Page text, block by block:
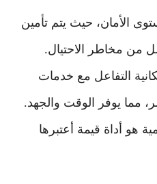
الأمان، حيث يتم تأمين
من مخاطر الاحتيال.
التفاعل مع خدمات
مما يوفر الوقت والجهد.
هو أداة قيمة أعتبرها